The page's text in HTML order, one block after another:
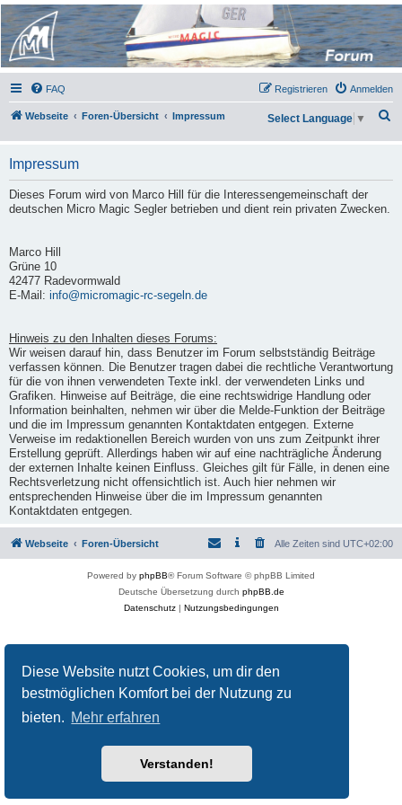
Diese Website nutzt Cookies, um dir den
bestmöglichen Komfort bei der Nutzung zu
bieten. Mehr erfahren
Verstanden!
Micro Magic Forum
Deutschland
FAQ Anmelden
Registrieren
Webseite Foren-Übersicht Impressum
h
Select Language ▼
Impressum
Dieses Forum wird von Marco Hill für die Interessengemeinschaft der
deutschen Micro Magic Segler betrieben und dient rein privaten Zwecken.
Marco Hill
Grüne 10
42477 Radevormwald
E-Mail: info@micromagic-rc-segeln.de
Hinweis zu den Inhalten dieses Forums:
Wir weisen darauf hin, dass Benutzer im Forum selbstständig Beiträge
verfassen können. Die Benutzer tragen dabei die rechtliche Verantwortung
für die von ihnen verwendeten Texte inkl. der verwendeten Links und
Grafiken. Hinweise auf Beiträge, die eine rechtswidrige Handlung oder
Information beinhalten, nehmen wir über die Melde-Funktion der Beiträge
und die im Impressum genannten Kontaktdaten entgegen. Externe
Verweise im redaktionellen Bereich wurden von uns zum Zeitpunkt ihrer
Erstellung geprüft. Allerdings haben wir auf eine nachträgliche Änderung
der externen Inhalte keinen Einfluss. Gleiches gilt für Fälle, in denen eine
Rechtsverletzung nicht offensichtlich ist. Auch hier nehmen wir
entsprechenden Hinweise über die im Impressum genannten
Kontaktdaten entgegen.
Webseite Foren-Übersicht Alle Zeiten sind UTC+02:00
Powered by phpBB® Forum Software © phpBB Limited
Deutsche Übersetzung durch phpBB.de
Datenschutz| Nutzungsbedingungen